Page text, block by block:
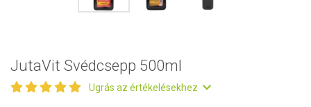
JutaVit Svédcsepp 500ml
Ugrás az értékelésekhez